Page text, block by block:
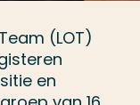
(LOT)
en